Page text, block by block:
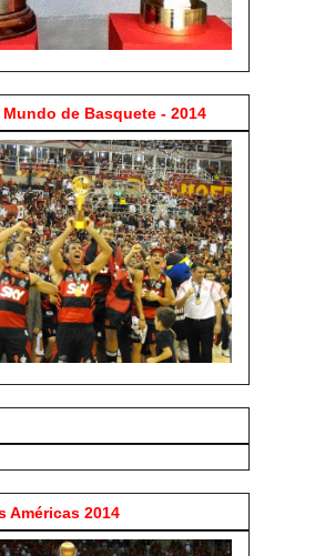
de Basquete - 2014
Américas 2014